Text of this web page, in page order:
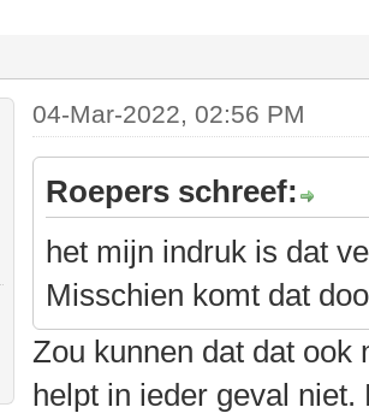
04-Mar-2022, 02:56 PM
Roepers schreef:
het mijn indruk is dat
Misschien komt dat
Zou kunnen dat dat ook
helpt in ieder geval